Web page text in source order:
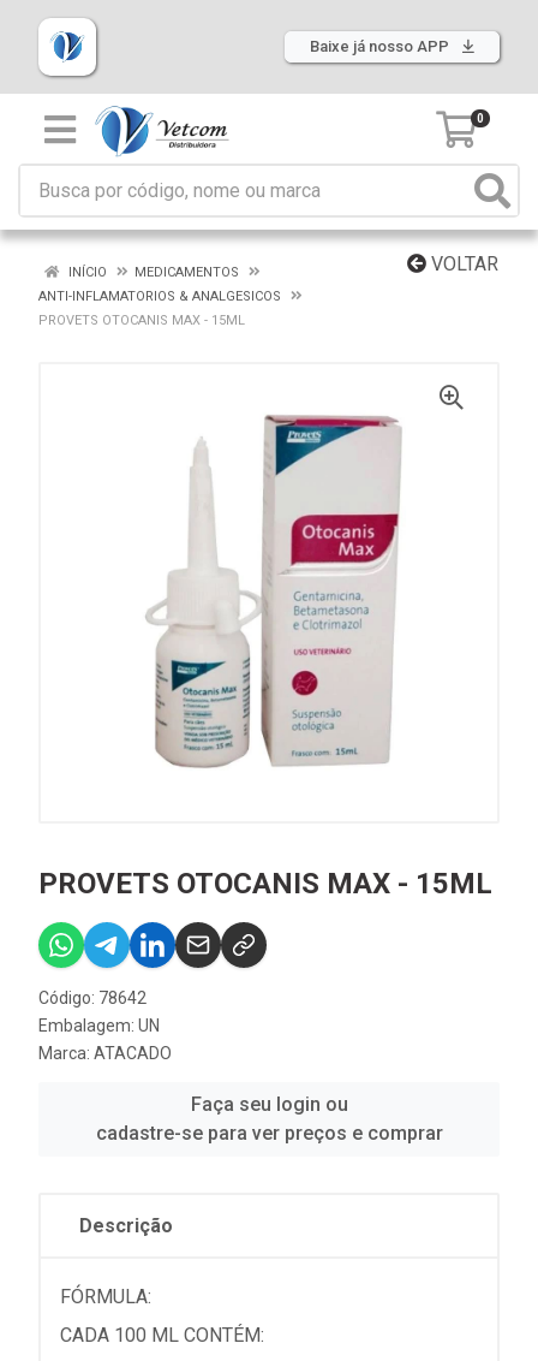
Baixe já nosso APP
0
VOLTAR
INÍCIO
MEDICAMENTOS
ANTI-INFLAMATORIOS & ANALGESICOS
PROVETS OTOCANIS MAX - 15ML
PROVETS OTOCANIS MAX - 15ML
Código: 78642
Embalagem: UN
Marca: ATACADO
Faça seu login ou
cadastre-se para ver preços e comprar
Descrição
FÓRMULA:
CADA 100 ML CONTÉM: